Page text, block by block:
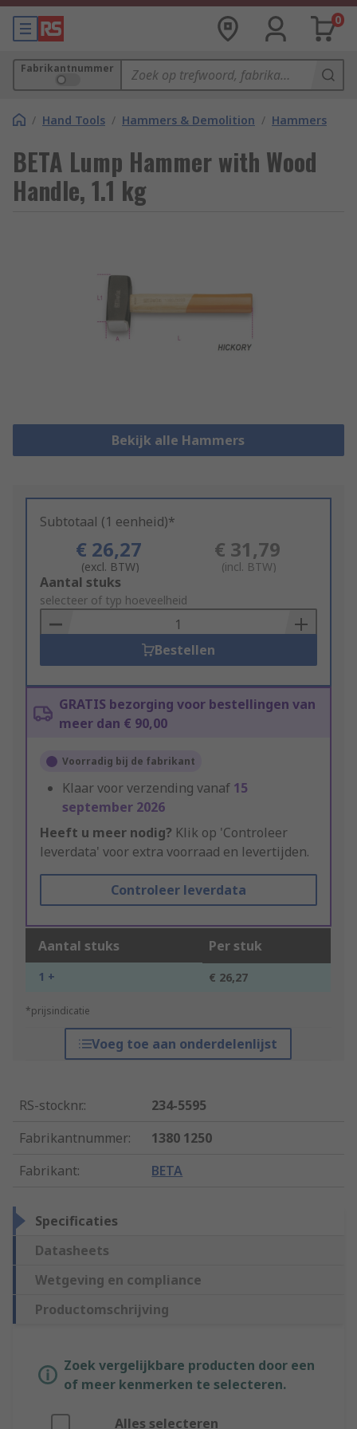
0
Fabrikantnummer
/ Hand Tools / Hammers & Demolition / Hammers
BETA Lump Hammer with Wood
Handle, 1.1 kg
Bekijk alle Hammers
Subtotaal (1 eenheid)*
€ 26,27
(excl. BTW)
€ 31,79
(incl. BTW)
Add
to
Basket
Aantal stuks
selecteer of typ hoeveelheid
Bestellen
GRATIS bezorging voor bestellingen van
meer dan € 90,00
Voorradig bij de fabrikant
Klaar voor verzending vanaf 15
september 2026
Heeft u meer nodig? Klik op 'Controleer
leverdata' voor extra voorraad en levertijden.
Controleer leverdata
Aantal stuks Per stuk
1 + € 26,27
*prijsindicatie
Voeg toe aan onderdelenlijst
RS-stocknr.:
234-5595
Fabrikantnummer:
1380 1250
Fabrikant: BETA
Specificaties
Datasheets
Wetgeving en compliance
Productomschrijving
Zoek vergelijkbare producten door een
of meer kenmerken te selecteren.
Alles selecteren